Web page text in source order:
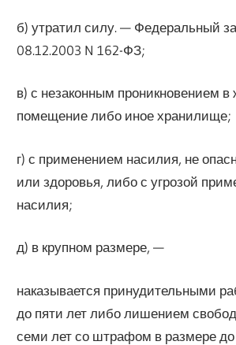
б) утратил силу. — Федеральный
08.12.2003 N 162-ФЗ;
в) с незаконным проникновением
помещение либо иное хранилище;
г) с применением насилия, не
или здоровья, либо с угрозой
насилия;
д) в крупном размере, —
наказывается принудительными
до пяти лет либо лишением
семи лет со штрафом в размере